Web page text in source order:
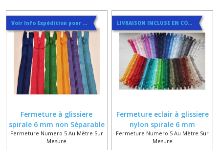
Voir Info Expédition pour Régler les Frais de Port au Meilleur Prix , En haut d'ecran à Droite
Fermeture à glissiere
spirale 6 mm non Séparable
pour Vêtement sur Mesure
dans 45 Coloris
Fermeture Numero 5 Au Mètre Sur
Mesure
LIVRAISON INCLUSE EN COURRIER SUIVI
Fermeture eclair à glissiere
nylon spirale 6 mm
séparable ou fixe sur
mesure jusqu'à 65 cm dans
Fermeture Numero 5 Au Mètre Sur
Mesure